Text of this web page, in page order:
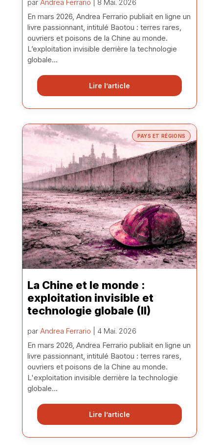
par Andrea Ferrario | 8 Mai. 2026
En mars 2026, Andrea Ferrario publiait en ligne un
livre passionnant, intitulé Baotou : terres rares,
ouvriers et poisons de la Chine au monde.
L’exploitation invisible derrière la technologie
globale...
Lire l’article
PAYS ET RÉGIONS
La Chine et le monde :
exploitation invisible et
technologie globale (II)
par Andrea Ferrario | 4 Mai. 2026
En mars 2026, Andrea Ferrario publiait en ligne un
livre passionnant, intitulé Baotou : terres rares,
ouvriers et poisons de la Chine au monde.
L'exploitation invisible derrière la technologie
globale...
Lire l’article